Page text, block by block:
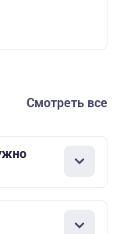
Смотреть все